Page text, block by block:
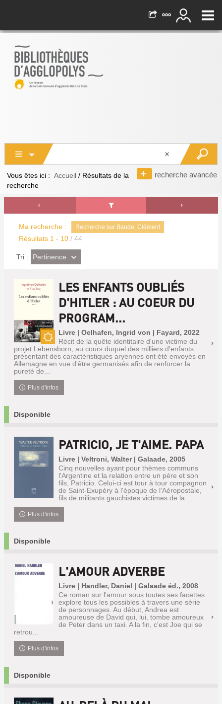
recherche avancée
Vous êtes ici : Accueil / Résultats de la
recherche
Ma recherche : Recherche sur Baude, Clément
Résultats 1 - 10 / 44
Tri : (Effet
imédiat)
Pertinence
Nouveauté
LES ENFANTS OUBLIÉS
D'HITLER : AU COEUR DU
PROGRAM...
Livre | Oelhafen, Ingrid von | Fayard, 2022
Récit de la quête identitaire d'une victime du
projet Lebensborn, au cours duquel des milliers d'enfants
présentant des caractéristiques aryennes ont été envoyés en
Allemagne en vue d'être germanisés afin de renforcer la
pureté de...
Plus d'infos
Disponible
PATRICIO, JE T'AIME. PAPA
Livre | Veltroni, Walter | Galaade, 2005
Cinq nouvelles ayant pour thèmes communs
l'Argentine et la relation entre un père et son
fils, Patricio. Celui-ci est tour à tour compagnon
de Saint-Exupéry à l'époque de l'Aéropostale,
fils de militants gauchistes victimes de la ...
Plus d'infos
Disponible
L'AMOUR ADVERBE
Livre | Handler, Daniel | Galaade éd., 2008
Ce roman sur l'amour sous toutes ses facettes
explore tous les possibles à travers une série
de personnages. Au début, Andrea est
amoureuse de David qui, lui, tombe amoureux
de Peter dans un taxi. A la fin, c'est Joe qui se
retrou...
Plus d'infos
Disponible